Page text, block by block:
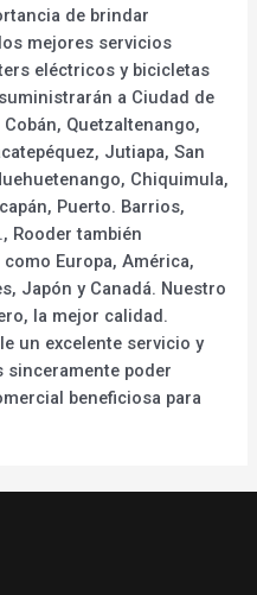
de brindar
mejores servicios
eléctricos y bicicletas
a Ciudad de
Quetzaltenango,
Jutiapa, San
Chiquimula,
Puerto. Barrios,
Rooder también
Europa, América,
Japón y Canadá. Nuestro
la mejor calidad.
un excelente servicio y
sinceramente poder
beneficiosa para